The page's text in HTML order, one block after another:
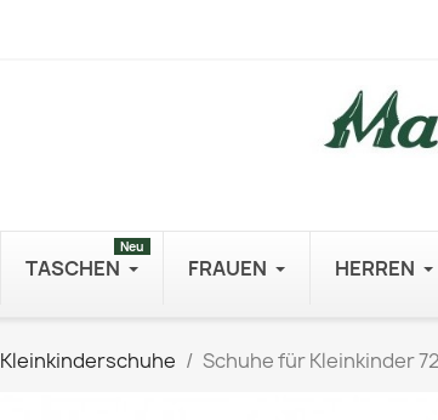
TASCHEN
Neu
FRAUEN HERREN
Kleinkinderschuhe Schuhe für Kleinkinder